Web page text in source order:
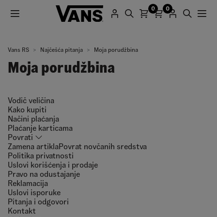
0 0
Vans RS Najčešća pitanja Moja porudžbina
Moja porudžbina
Vodič veličina
Kako kupiti
Načini plaćanja
Plaćanje karticama
Povrati
Zamena artiklaPovrat novčanih sredstva
Politika privatnosti
Uslovi korišćenja i prodaje
Pravo na odustajanje
Reklamacija
Uslovi isporuke
Pitanja i odgovori
Kontakt